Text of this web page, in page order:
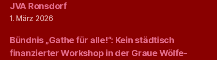
JVA Ronsdorf
1. März 2026
Bündnis „Gathe für alle!“: Kein städtisch
finanzierter Workshop in der Graue Wölfe-